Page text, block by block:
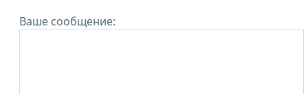
Ваше сообщение: